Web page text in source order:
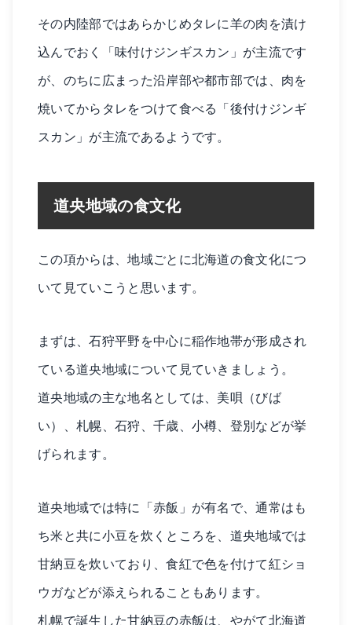
その内陸部ではあらかじめタレに羊の肉を漬け
込んでおく「味付けジンギスカン」が主流です
が、のちに広まった沿岸部や都市部では、肉を
焼いてからタレをつけて食べる「後付けジンギ
スカン」が主流であるようです。
道央地域の食文化
この項からは、地域ごとに北海道の食文化につ
いて見ていこうと思います。
まずは、石狩平野を中心に稲作地帯が形成され
ている道央地域について見ていきましょう。
道央地域の主な地名としては、美唄（びば
い）、札幌、石狩、千歳、小樽、登別などが挙
げられます。
道央地域では特に「赤飯」が有名で、通常はも
ち米と共に小豆を炊くところを、道央地域では
甘納豆を炊いており、食紅で色を付けて紅ショ
ウガなどが添えられることもあります。
札幌で誕生した甘納豆の赤飯は、やがて北海道